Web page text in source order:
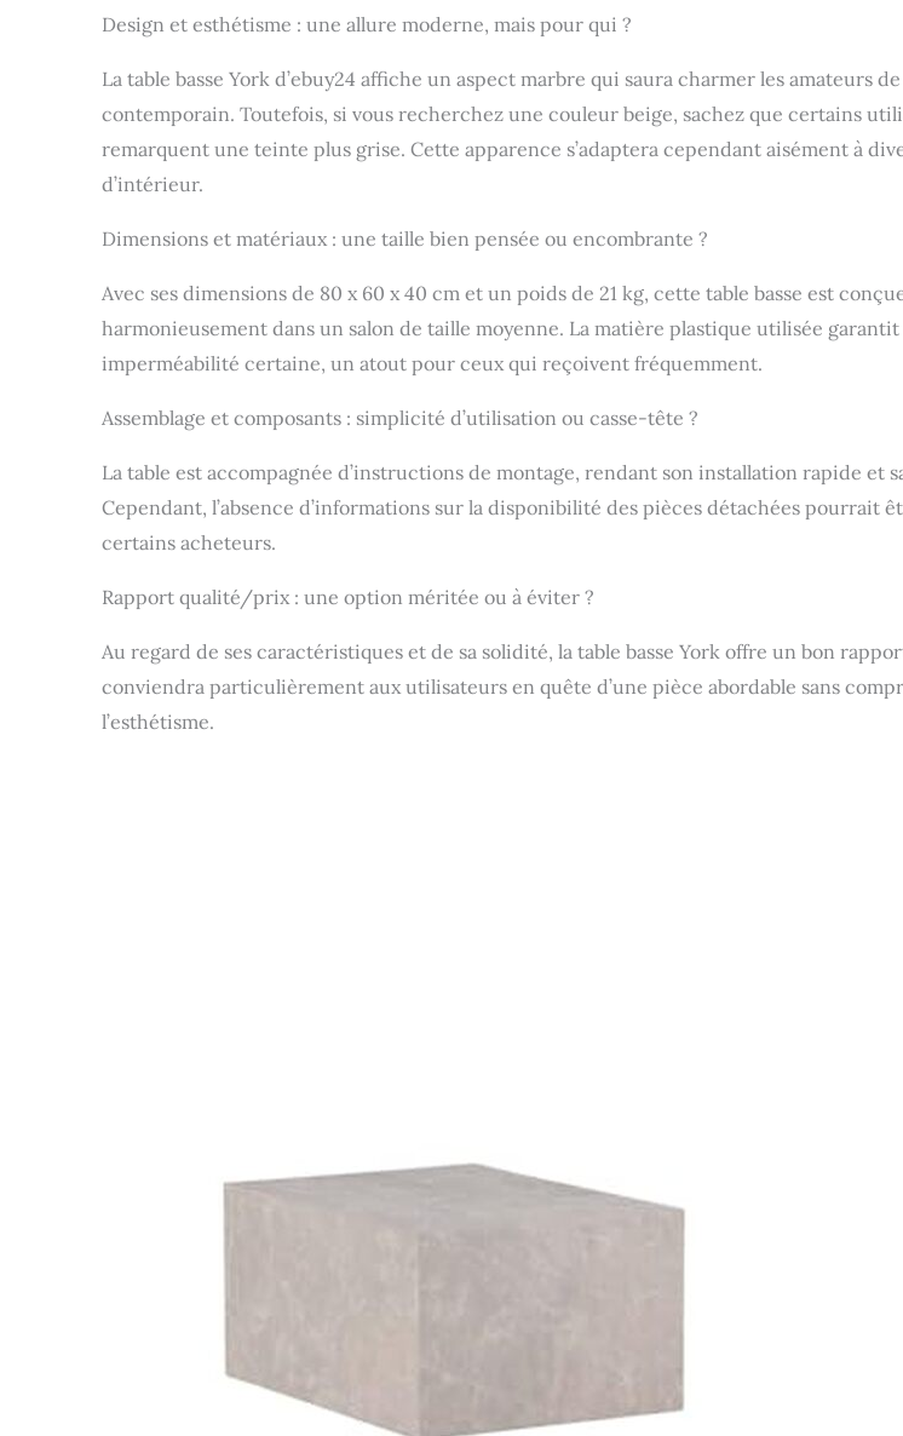
Design et esthétisme : une allure moderne, mais pour qui ?
La table basse York d’ebuy24 affiche un aspect marbre qui saura charmer les amateurs
contemporain. Toutefois, si vous recherchez une couleur beige, sachez que certains
remarquent une teinte plus grise. Cette apparence s’adaptera cependant aisément à
d’intérieur.
Dimensions et matériaux : une taille bien pensée ou encombrante ?
Avec ses dimensions de 80 x 60 x 40 cm et un poids de 21 kg, cette table basse est
harmonieusement dans un salon de taille moyenne. La matière plastique utilisée
imperméabilité certaine, un atout pour ceux qui reçoivent fréquemment.
Assemblage et composants : simplicité d’utilisation ou casse-tête ?
La table est accompagnée d’instructions de montage, rendant son installation rapide et
Cependant, l’absence d’informations sur la disponibilité des pièces détachées pourrait
certains acheteurs.
Rapport qualité/prix : une option méritée ou à éviter ?
Au regard de ses caractéristiques et de sa solidité, la table basse York offre un bon
conviendra particulièrement aux utilisateurs en quête d’une pièce abordable sans
l’esthétisme.